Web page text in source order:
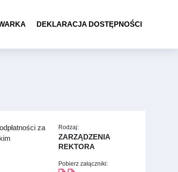
DEKLARACJA DOSTĘPNOŚCI
za
Rodzaj:
ZARZĄDZENIA
REKTORA
Pobierz załączniki: